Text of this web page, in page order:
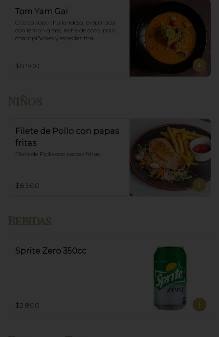
Tom Yam Gai
Clásica sopa thailandesa, preparada
con lemon grass, leche de coco, pollo,
champiñones y especias thai.
$8.900
Filete de Pollo con papas
fritas
Filete de Pollo con papas fritas
$8.900
Sprite Zero 350cc
$2.800